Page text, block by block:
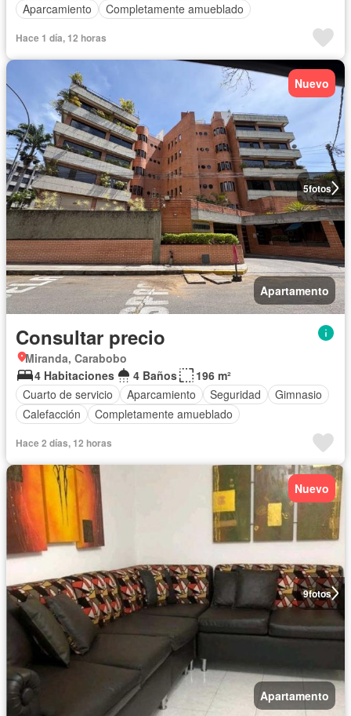
Aparcamiento
Completamente amueblado
Hace 1 día, 12 horas
5fotos
Nuevo
Apartamento
Consultar precio
Miranda, Carabobo
4 Habitaciones
4 Baños
196 m²
Cuarto de servicio
Aparcamiento Seguridad
Gimnasio
Calefacción
Completamente amueblado
Hace 2 días, 12 horas
9fotos
Nuevo
Apartamento